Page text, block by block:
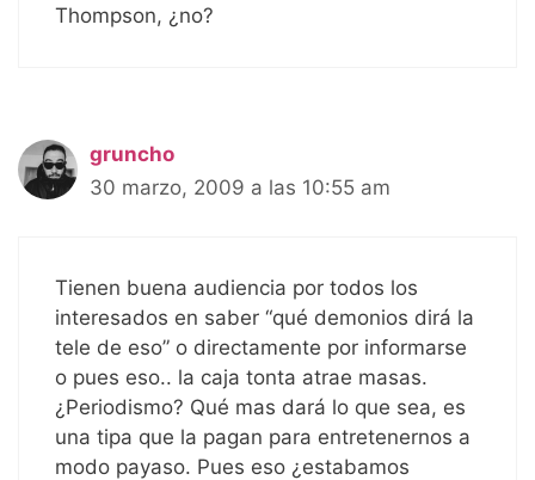
Thompson, ¿no?
gruncho
30 marzo, 2009 a las 10:55 am
Tienen buena audiencia por todos los
interesados en saber “qué demonios dirá la
tele de eso” o directamente por informarse
o pues eso.. la caja tonta atrae masas.
¿Periodismo? Qué mas dará lo que sea, es
una tipa que la pagan para entretenernos a
modo payaso. Pues eso ¿estabamos